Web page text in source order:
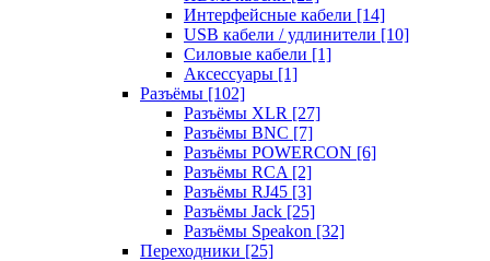
Интерфейсные кабели [14]
USB кабели / удлинители [10]
Силовые кабели [1]
Аксессуары [1]
Разъёмы [102]
Разъёмы XLR [27]
Разъёмы BNC [7]
Разъёмы POWERCON [6]
Разъёмы RCA [2]
Разъёмы RJ45 [3]
Разъёмы Jack [25]
Разъёмы Speakon [32]
Переходники [25]